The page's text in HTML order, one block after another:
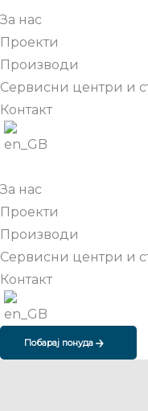
За нас
Проекти
Производи
Сервисни центри и
Контакт
За нас
Проекти
Производи
Сервисни центри и
Контакт
Побарај понуда